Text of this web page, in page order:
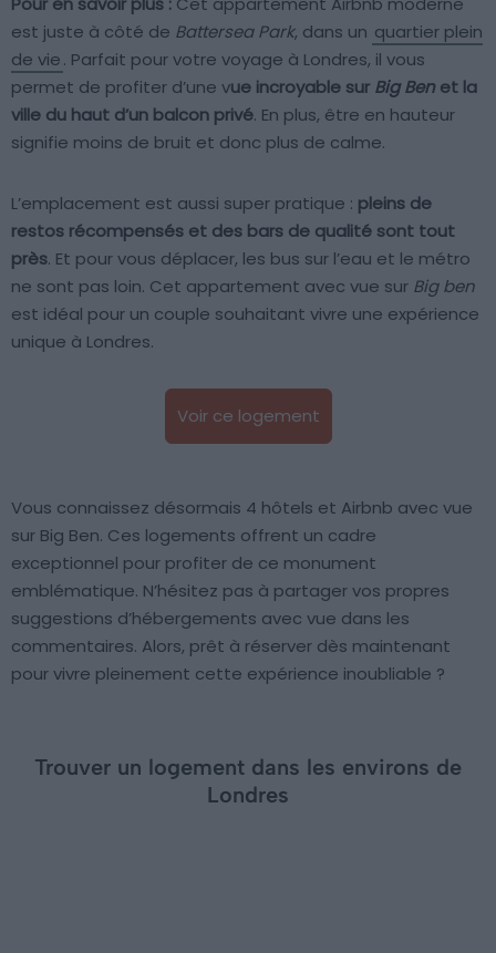
est juste à côté de Battersea Park, dans un quartier plein
de vie. Parfait pour votre voyage à Londres, il vous
permet de profiter d’une vue incroyable sur Big Benet la
ville du haut d’un balcon privé. En plus, être en hauteur
signifie moins de bruit et donc plus de calme.
L’emplacement est aussi super pratique : pleins de
restos récompensés et des bars de qualité sont tout
près. Et pour vous déplacer, les bus sur l’eau et le métro
ne sont pas loin. Cet appartement avec vue sur Big ben
est idéal pour un couple souhaitant vivre une expérience
unique à Londres.
Voir ce logement
Vous connaissez désormais 4 hôtels et Airbnb avec vue
sur Big Ben. Ces logements offrent un cadre
exceptionnel pour profiter de ce monument
emblématique. N’hésitez pas à partager vos propres
suggestions d’hébergements avec vue dans les
commentaires. Alors, prêt à réserver dès maintenant
pour vivre pleinement cette expérience inoubliable ?
Trouver un logement dans les environs de
Londres